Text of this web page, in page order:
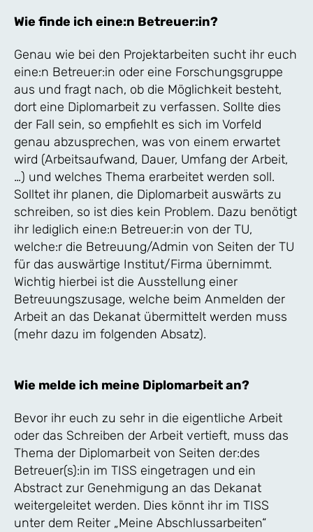
Wie finde ich eine:n Betreuer:in?
Genau wie bei den Projektarbeiten sucht ihr euch
eine:n Betreuer:in oder eine Forschungsgruppe
aus und fragt nach, ob die Möglichkeit besteht,
dort eine Diplomarbeit zu verfassen. Sollte dies
der Fall sein, so empfiehlt es sich im Vorfeld
genau abzusprechen, was von einem erwartet
wird (Arbeitsaufwand, Dauer, Umfang der Arbeit,
…) und welches Thema erarbeitet werden soll.
Solltet ihr planen, die Diplomarbeit auswärts zu
schreiben, so ist dies kein Problem. Dazu benötigt
ihr lediglich eine:n Betreuer:in von der TU,
welche:r die Betreuung/Admin von Seiten der TU
für das auswärtige Institut/Firma übernimmt.
Wichtig hierbei ist die Ausstellung einer
Betreuungszusage, welche beim Anmelden der
Arbeit an das Dekanat übermittelt werden muss
(mehr dazu im folgenden Absatz).
Wie melde ich meine Diplomarbeit an?
Bevor ihr euch zu sehr in die eigentliche Arbeit
oder das Schreiben der Arbeit vertieft, muss das
Thema der Diplomarbeit von Seiten der:des
Betreuer(s):in im TISS eingetragen und ein
Abstract zur Genehmigung an das Dekanat
weitergeleitet werden. Dies könnt ihr im TISS
unter dem Reiter „Meine Abschlussarbeiten“